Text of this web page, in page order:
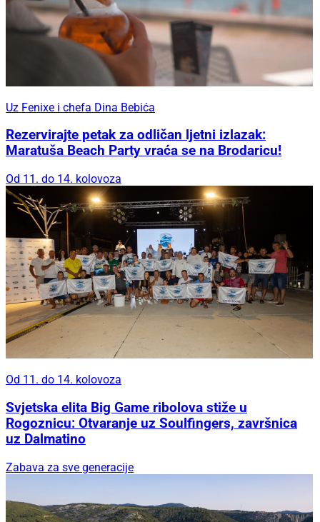
Uz Fenixe i chefa Dina Bebića
Rezervirajte petak za odličan ljetni izlazak:
Maratuša Beach Party vraća se na Brodaricu!
Od 11. do 14. kolovoza
Od 11. do 14. kolovoza
Svjetska elita Big Game ribolova stiže u
Rogoznicu: Otvaranje uz Soulfingers, završnica
uz Dalmatino
Zabava za sve generacije